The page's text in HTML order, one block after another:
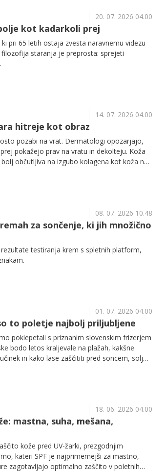
20. 07. 2026 04.00
kot kadarkoli prej
pri 65 letih ostaja zvesta naravnemu videzu
staranja je preprosta: sprejeti
14. 07. 2026 04.00
hitreje kot obraz
pozabi na vrat. Dermatologi opozarjajo,
pokažejo prav na vratu in dekolteju. Koža
občutljiva na izgubo kolagena kot koža na
08. 07. 2026 10.48
za sončenje, ki jih množično
testiranja krem s spletnih platform,
01. 07. 2026 04.00
to poletje najbolj priljubljene
poklepetali s priznanim slovenskim frizerjem
bodo letos kraljevale na plažah, kakšne
in kako lase zaščititi pred soncem, soljo
18. 06. 2026 04.00
mastna, suha, mešana,
kože pred UV-žarki, prezgodnjim
kateri SPF je najprimernejši za mastno,
zagotavljajo optimalno zaščito v poletnih